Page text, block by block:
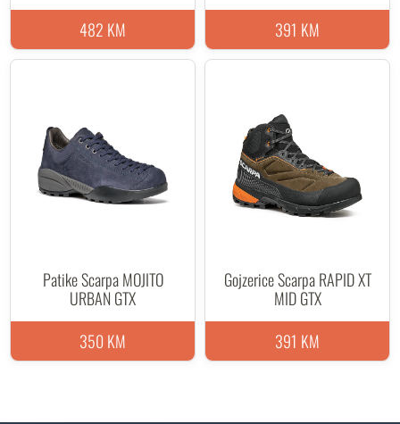
482 KM
391 KM
Patike Scarpa MOJITO
URBAN GTX
350 KM
Gojzerice Scarpa RAPID XT
MID GTX
391 KM